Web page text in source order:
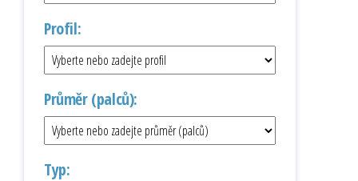
Profil:
Průměr (palců):
Typ: